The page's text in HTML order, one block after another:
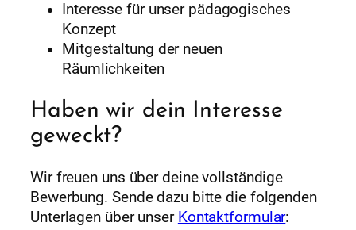
Interesse für unser pädagogisches
Konzept
Mitgestaltung der neuen
Räumlichkeiten
Haben wir dein Interesse
geweckt?
Wir freuen uns über deine vollständige
Bewerbung. Sende dazu bitte die folgenden
Unterlagen über unser Kontaktformular: